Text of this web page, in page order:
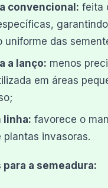
convencional: feita
uniforme das
a lanço: menos
em áreas
linha: favorece o
plantas invasoras.
para a semeadura: